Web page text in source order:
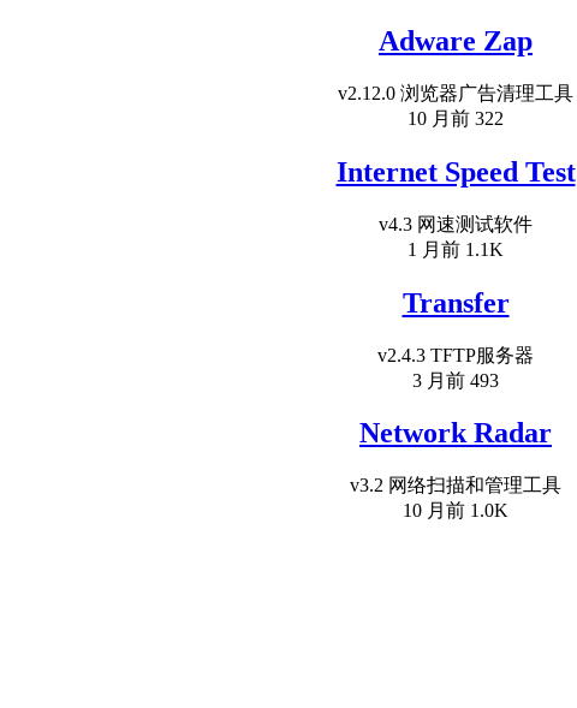
Adware Zap
v2.12.0 浏览器广告清理工具
10 月前 322
Internet Speed Test
v4.3 网速测试软件
1 月前 1.1K
Transfer
v2.4.3 TFTP服务器
3 月前 493
Network Radar
v3.2 网络扫描和管理工具
10 月前 1.0K